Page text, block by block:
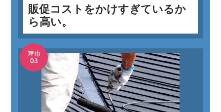
販促コストをかけすぎているか
ら高い。
理由
03